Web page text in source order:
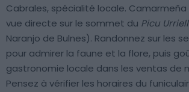
Cabrales, spécialité locale. Camarmeña
vue directe sur le sommet du Picu
Naranjo de Bulnes). Randonnez sur les
pour admirer la faune et la flore, puis
gastronomie locale dans les ventas de
Pensez à vérifier les horaires du